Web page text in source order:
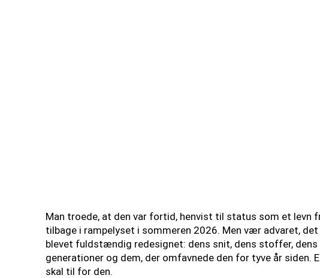
Man troede, at den var fortid, henvist til status som et levn
tilbage i rampelyset i sommeren 2026. Men vær advaret, det
blevet fuldstændig redesignet: dens snit, dens stoffer,
generationer og dem, der omfavnede den for tyve år siden.
skal til for den.